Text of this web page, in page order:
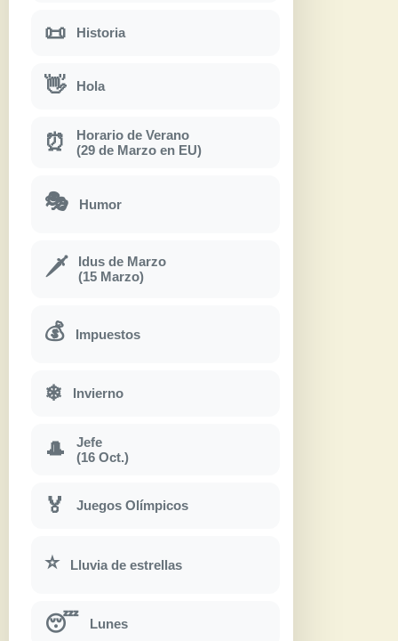
📜 Historia
👋 Hola
⏰
Horario de Verano
(29 de Marzo en EU)
🎭 Humor
🗡
Idus de Marzo
(15 Marzo)
💰 Impuestos
❄ Invierno
🎩
Jefe
(16 Oct.)
🏅 Juegos Olímpicos
⭐ Lluvia de estrellas
😴 Lunes